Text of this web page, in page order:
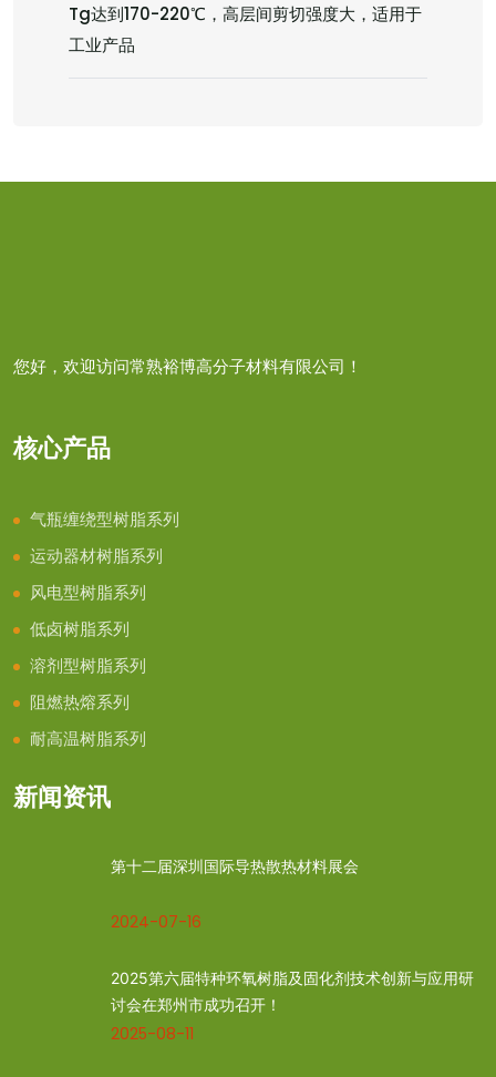
Tg达到170-220℃，高层间剪切强度大，适用于
工业产品
您好，欢迎访问常熟裕博高分子材料有限公司！
核心产品
气瓶缠绕型树脂系列
运动器材树脂系列
风电型树脂系列
低卤树脂系列
溶剂型树脂系列
阻燃热熔系列
耐高温树脂系列
新闻资讯
第十二届深圳国际导热散热材料展会
2024-07-16
2025第六届特种环氧树脂及固化剂技术创新与应用研
讨会在郑州市成功召开！
2025-08-11